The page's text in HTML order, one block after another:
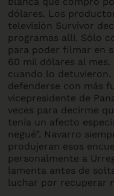
dólares. Los
televisión Survivor
programas allí. Sólo
para poder filmar en
60 mil dólares al mes.
cuando lo detuvieron.
defenderse con más
vicepresidente de
veces para decirme
tenía un afecto
negué”. Navarro
produjeran esos
personalmente a
lamenta antes de
luchar por recuperar